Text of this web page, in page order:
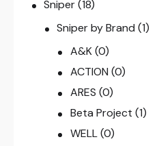
Sniper(18)
Sniper by Brand (1)
A&K (0)
ACTION (0)
ARES (0)
Beta Project (1)
WELL (0)